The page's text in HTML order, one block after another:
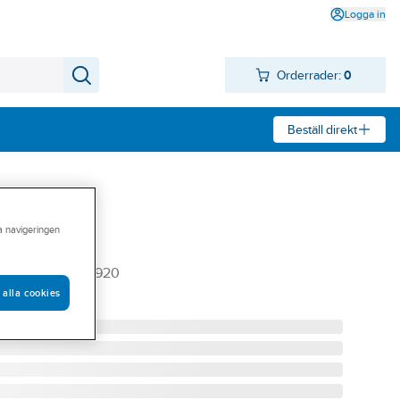
Logga in
Orderrader: 0
Beställ direkt
REL52920
navigeringen
alla cookies